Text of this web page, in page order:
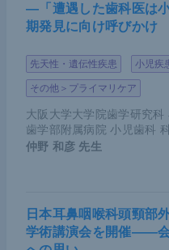
―「遭遇した歯科医は
期発見に向け呼びかけ
先天性・遺伝性疾患 小児疾
その他＞プライマリケア
大阪大学大学院歯学研究
歯学部附属病院 小児歯科
仲野 和彦 先生
日本耳鼻咽喉科頭頸部
学術講演会を開催――